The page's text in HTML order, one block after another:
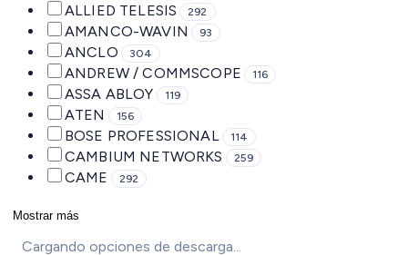
ALLIED TELESIS 292
AMANCO-WAVIN 93
ANCLO 304
ANDREW / COMMSCOPE 116
ASSA ABLOY 119
ATEN 156
BOSE PROFESSIONAL 114
CAMBIUM NETWORKS 259
CAME 292
Mostrar más
Cargando opciones de descarga...